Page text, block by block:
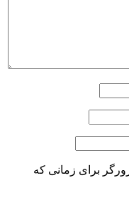
برای زمانی که